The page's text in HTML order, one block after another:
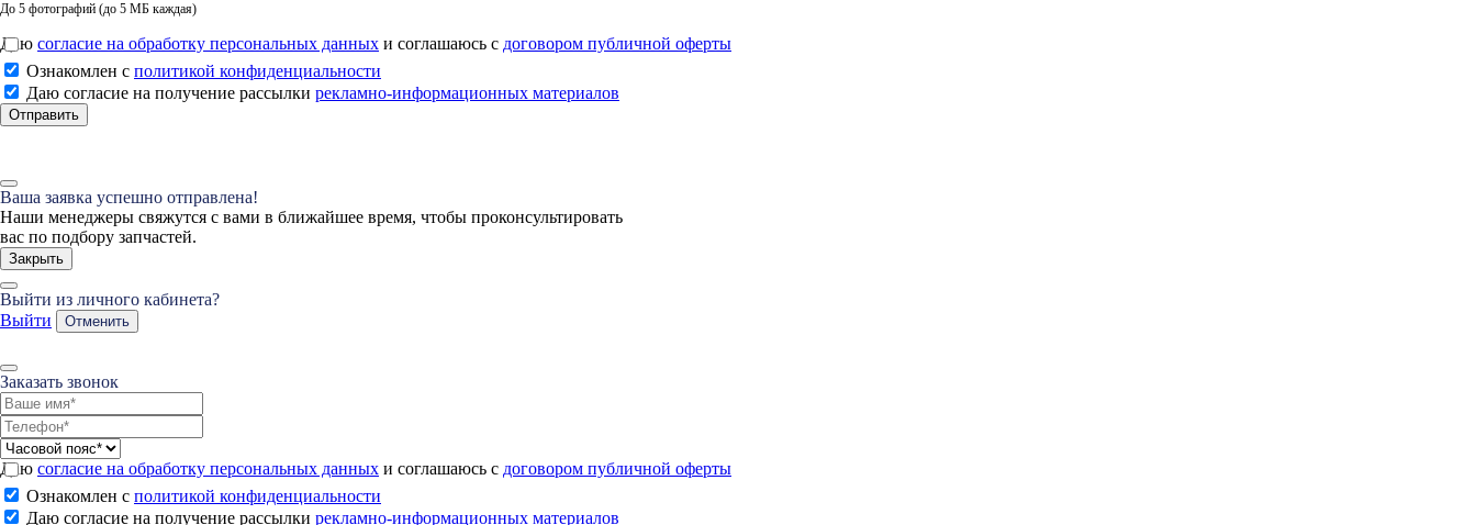
До 5 фотографий (до 5 МБ каждая)
Даю согласие на обработку персональных данных и соглашаюсь с договором публичной оферты
Ознакомлен с политикой конфиденциальности
Даю согласие на получение рассылки рекламно-информационных материалов
Отправить
Ваша заявка успешно отправлена!
Наши менеджеры свяжутся с вами в ближайшее время, чтобы проконсультировать
вас по подбору запчастей.
Закрыть
Выйти из личного кабинета?
Выйти
Отменить
Заказать звонок
Даю согласие на обработку персональных данных и соглашаюсь с договором публичной оферты
Ознакомлен с политикой конфиденциальности
Даю согласие на получение рассылки рекламно-информационных материалов